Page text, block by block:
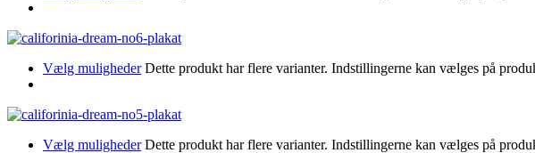
Vælg muligheder Dette produkt har flere varianter. Indstillingerne kan vælges på
Vælg muligheder Dette produkt har flere varianter. Indstillingerne kan vælges på